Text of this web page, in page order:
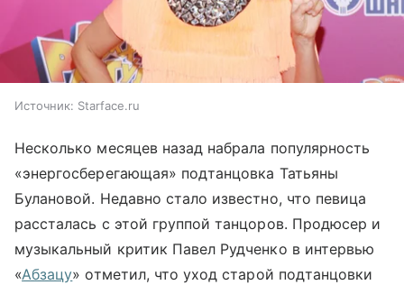
Источник: Starface.ru
Несколько месяцев назад набрала популярность
«энергосберегающая» подтанцовка Татьяны
Булановой. Недавно стало известно, что певица
рассталась с этой группой танцоров. Продюсер и
музыкальный критик Павел Рудченко в интервью
«Абзацу» отметил, что уход старой подтанцовки